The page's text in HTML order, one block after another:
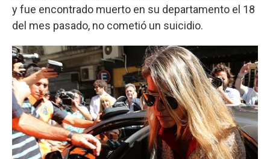
y fue encontrado muerto en su departamento el 18
del mes pasado, no cometió un suicidio.